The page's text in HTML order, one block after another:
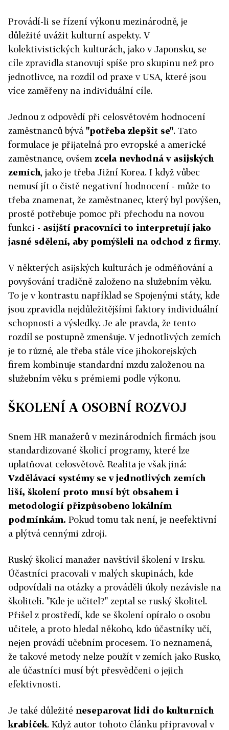
Provádí-li se řízení výkonu mezinárodně, je
důležité uvážit kulturní aspekty. V
kolektivistických kulturách, jako v Japonsku, se
cíle zpravidla stanovují spíše pro skupinu než pro
jednotlivce, na rozdíl od praxe v USA, které jsou
více zaměřeny na individuální cíle.
Jednou z odpovědí při celosvětovém hodnocení
zaměstnanců bývá "potřeba zlepšit se". Tato
formulace je přijatelná pro evropské a americké
zaměstnance, ovšem zcela nevhodná v asijských
zemích, jako je třeba Jižní Korea. I když vůbec
nemusí jít o čistě negativní hodnocení - může to
třeba znamenat, že zaměstnanec, který byl povýšen,
prostě potřebuje pomoc při přechodu na novou
funkci - asijští pracovníci to interpretují jako
jasné sdělení, aby pomýšleli na odchod z firmy.
V některých asijských kulturách je odměňování a
povyšování tradičně založeno na služebním věku.
To je v kontrastu například se Spojenými státy, kde
jsou zpravidla nejdůležitějšími faktory individuální
schopnosti a výsledky. Je ale pravda, že tento
rozdíl se postupně zmenšuje. V jednotlivých zemích
je to různé, ale třeba stále více jihokorejských
firem kombinuje standardní mzdu založenou na
služebním věku s prémiemi podle výkonu.
ŠKOLENÍ A OSOBNÍ ROZVOJ
Snem HR manažerů v mezinárodních firmách jsou
standardizované školicí programy, které lze
uplatňovat celosvětově. Realita je však jiná:
Vzdělávací systémy se v jednotlivých zemích
liší, školení proto musí být obsahem i
metodologií přizpůsobeno lokálním
podmínkám. Pokud tomu tak není, je neefektivní
a plýtvá cennými zdroji.
Ruský školicí manažer navštívil školení v Irsku.
Účastníci pracovali v malých skupinách, kde
odpovídali na otázky a prováděli úkoly nezávisle na
školiteli. "Kde je učitel?" zeptal se ruský školitel.
Přišel z prostředí, kde se školení opíralo o osobu
učitele, a proto hledal někoho, kdo účastníky učí,
nejen provádí učebním procesem. To neznamená,
že takové metody nelze použít v zemích jako Rusko,
ale účastníci musí být přesvědčeni o jejich
efektivnosti.
Je také důležité neseparovat lidi do kulturních
krabiček. Když autor tohoto článku připravoval v